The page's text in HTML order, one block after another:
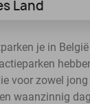
Land
je in
voor zowel
waanzinnig